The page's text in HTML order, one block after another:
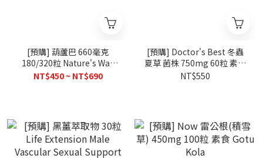
[預購] 葫蘆巴 660毫克
180/320粒 Nature's Way
Fenugreek Seed
NT$450 ~ NT$690
[預購] Doctor's Best 冬蟲
夏草 菌株 750mg 60粒 素食
Ultra Cordyceps
NT$550